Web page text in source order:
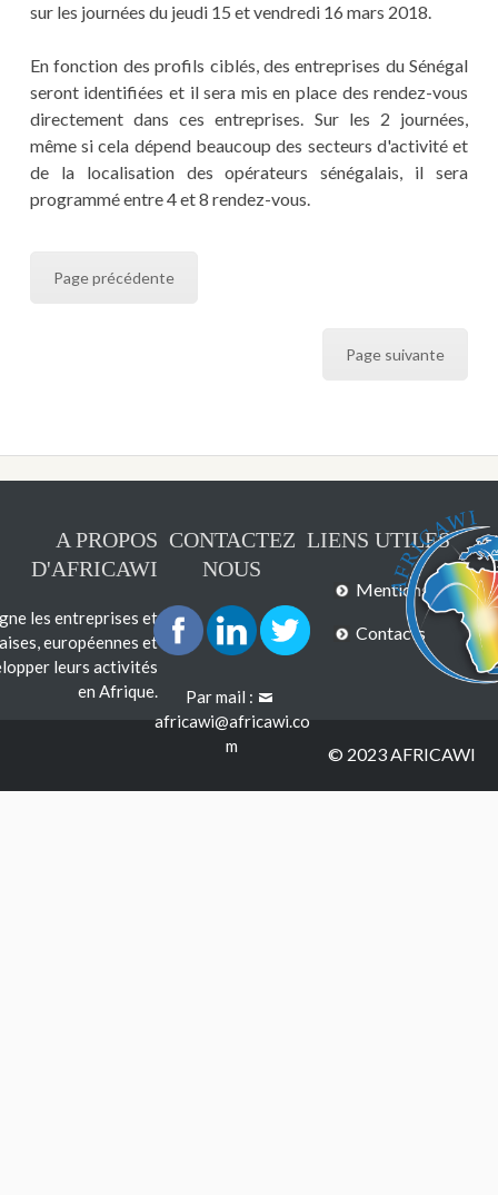
sur les journées du jeudi 15 et vendredi 16 mars 2018.
En fonction des profils ciblés, des entreprises du Sénégal
seront identifiées et il sera mis en place des rendez-vous
directement dans ces entreprises. Sur les 2 journées,
même si cela dépend beaucoup des secteurs d'activité et
de la localisation des opérateurs sénégalais, il sera
programmé entre 4 et 8 rendez-vous.
Page précédente
Page suivante
A PROPOS
D'AFRICAWI
les entreprises et
européennes et
leurs activités
en Afrique.
CONTACTEZ
NOUS
Par mail :
africawi@africawi.co
m
LIENS UTILES
Mentions légales
Contacts
© 2023 AFRICAWI